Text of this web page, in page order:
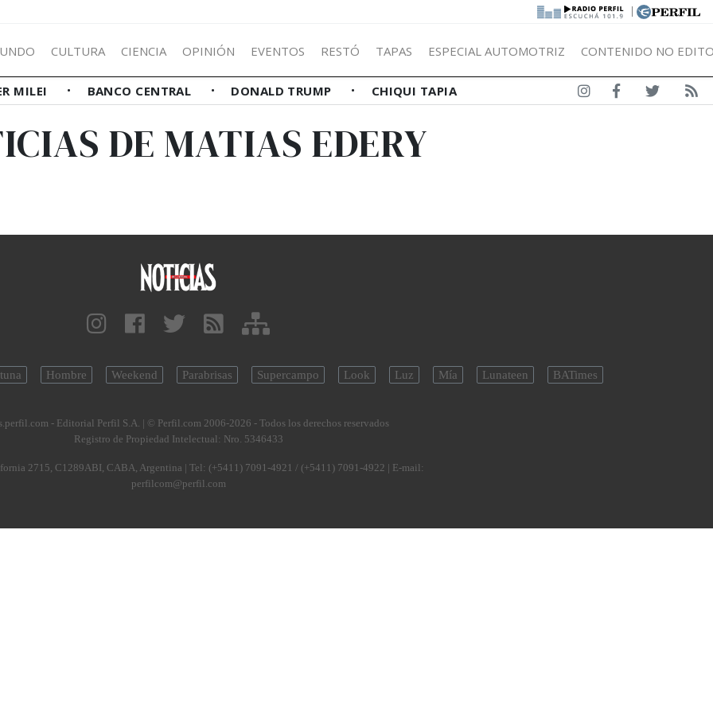
|
CULTURA CIENCIA OPINIÓN EVENTOS RESTÓ TAPAS ESPECIAL AUTOMOTRIZ CONTENIDO NO
MILEI BANCO CENTRAL DONALD TRUMP CHIQUI TAPIA
DE MATIAS EDERY
Hombre Weekend Parabrisas Supercampo Look Luz Mía Lunateen BATimes
- Editorial Perfil S.A. | © Perfil.com 2006-2026 - Todos los derechos reservados
Registro de Propiedad Intelectual: Nro. 5346433
2715, C1289ABI, CABA, Argentina | Tel: (+5411) 7091-4921 / (+5411) 7091-4922 | E-mail:
perfilcom@perfil.com